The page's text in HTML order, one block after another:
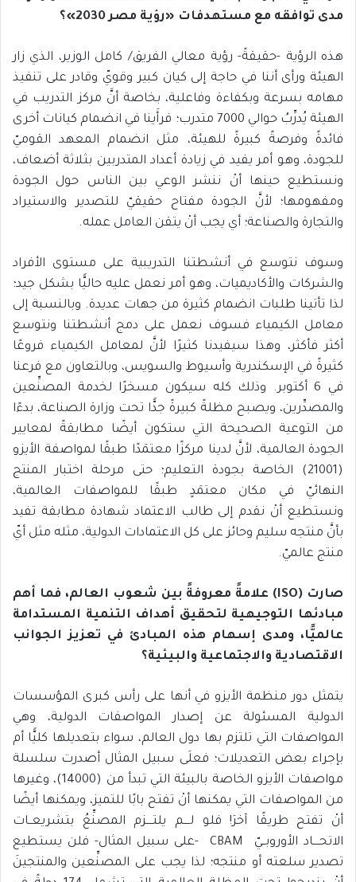
مدى توافقه مع مستهدفات «رؤية مصر 2030»؟
هذه الرؤية -حقيقةً- رؤية معالي الفريق/ كامل الوزير، الذي زار
الهيئة ورأى أننا في حاجة إلى كيان كبير وقويّ وقادر على تنفيذ
مهامه بسرعة وبكفاءة وفاعلية، بخاصة أنَّ مركز التدريب في
الهيئة يُدرِّبُ حوالي 7000 متدرب؛ فرأَينا في انضمام كيانات أخرى
فائدةً وفرصةً كبيرةً للهيئة، مثل انضمام المعهد القوميّ
للجودة، وهو أمر يفيد في زيادة أعداد المتدربين بثلاثة أضعاف،
ونستطيع حينها أنْ ننشر الوعي بين الناس حول الجودة
ومفهومها؛ لأنَّ الجودة مفتاح حقيقيّ للتصدير والاستيراد
والتجارة والصناعة؛ أي يجب أنْ يتقن العامل عمله.
وسوف نتوسع في أنشطتنا التدريبية على مستوى الأفراد
والشركات والأكاديميات، وهو أمر نعمل عليه حاليًّا بشكل جيد؛
لذا تأتينا طلبات انضمام كثيرة من جهات عديدة. وبالنسبة إلى
معامل الكيمياء فسوف نعمل على دمج أنشطتنا ونتوسع
أكثر فأكثر، وهذا سيفيدنا كثيرًا لأنَّ لمعامل الكيمياء فروعًا
كثيرةً في الإسكندرية وأسيوط والسويس، وبالتعاون مع فرعنا
في 6 أكتوبر. وذلك كله سيكون مسخرًا لخدمة المصنِّعين
والمصدِّرين، ويصبح مظلةً كبيرةً جدًّا تحت وزارة الصناعة، بدءًا
من التوعية الصحيحة التي ستكون أيضًا مطابقةً لمعايير
الجودة العالمية، لأنَّ لدينا مركزًا معتمَدًا طبقًا لمواصفة الأيزو
(21001) الخاصة بجودة التعليم؛ حتى مرحلة اختبار المنتج
النهائيّ في مكان معتمَدٍ طبقًا للمواصفات العالمية،
ونستطيع أنْ نقدم إلى طالب الاعتماد شهادة مطابقة تفيد
بأنَّ منتجه سليم وحائز على كل الاعتمادات الدولية، مثله مثل أيّ
منتج عالميّ.
صارت (ISO) علامةً معروفةً بين شعوب العالم، فما أهم
مبادئها التوجيهية لتحقيق أهداف التنمية المستدامة
عالميًّا، ومدى إسهام هذه المبادئ في تعزيز الجوانب
الاقتصادية والاجتماعية والبيئية؟
يتمثل دور منظمة الأيزو في أنها على رأس كبرى المؤسسات
الدولية المسئولة عن إصدار المواصفات الدولية، وهي
المواصفات التي تلتزم بها دول العالم، سواء بتعديلها كليًّا أم
بإجراء بعض التعديلات؛ فعلَى سبيل المثال أصدرت سلسلة
مواصفات الأيزو الخاصة بالبيئة التي تبدأ من (14000)، وغيرها
من المواصفات التي يمكنها أنْ تفتح بابًا للتميز، ويمكنها أيضًا
أنْ تفتح طريقًا آخرَ! فلو لــــم يلتــــزم المصنِّعُ بتشريعــات
الاتحــــاد الأوروبــيّ CBAM -على سبيل المثال- فلن يستطيع
تصدير سلعته أو منتجه؛ لذا يجب على المصنِّعين والمنتجينَ